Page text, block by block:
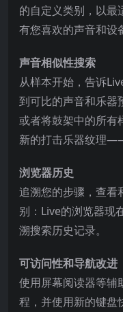
的自定义类别，以最
有您喜欢的声音和设
声音相似性搜索
从样本开始，告诉
到可比的声音和乐器
或者将鼓架中的所有
新的打击乐器纹理
浏览器历史
追溯您的步骤，查看
别：Live的浏览器现
溯搜索历史记录。
可访问性和导航改进
使用屏幕阅读器等辅
程，并使用新的键盘